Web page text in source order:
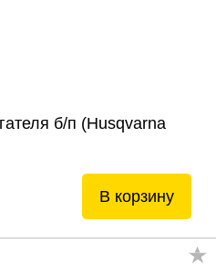
б/п (Husqvarna
В корзину